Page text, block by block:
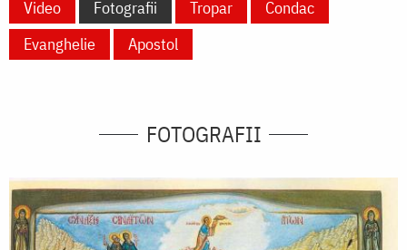
Video
Fotografii Tropar
Condac
Evanghelie
Apostol
FOTOGRAFII